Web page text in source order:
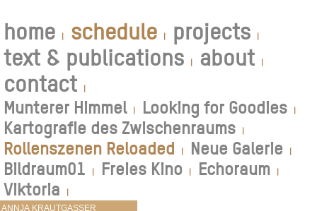
home | schedule | projects |
text & publications | about |
contact |
Munterer Himmel| Looking for Goodies |
Kartografie des Zwischenraums |
Rollenszenen Reloaded | Neue Galerie |
Bildraum01 | Freies Kino | Echoraum |
Viktoria |